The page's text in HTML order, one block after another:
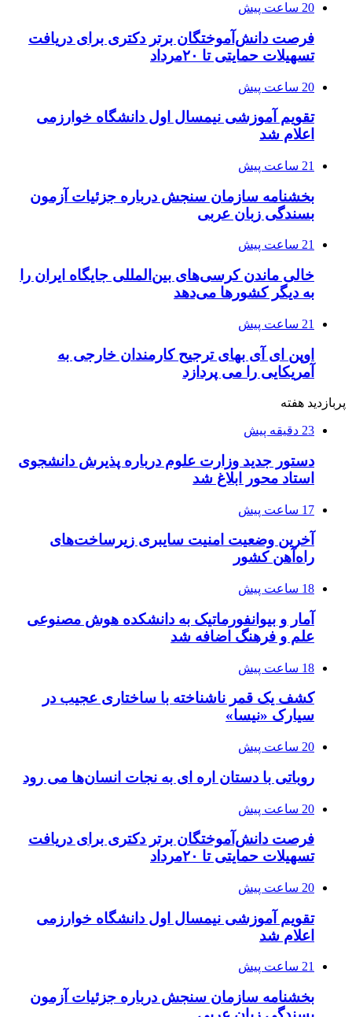
20 ساعت پیش
فرصت دانش‌آموختگان برتر دکتری‌ برای دریافت
تسهیلات حمایتی تا ۲۰مرداد
20 ساعت پیش
تقویم آموزشی نیمسال اول دانشگاه خوارزمی
اعلام شد
21 ساعت پیش
بخشنامه سازمان سنجش درباره جزئیات آزمون
بسندگی زبان عربی
21 ساعت پیش
خالی ماندن کرسی‌های بین‌المللی جایگاه ایران را
به دیگر کشورها می‌دهد
21 ساعت پیش
اوپن ای آی بهای ترجیح کارمندان خارجی به
آمریکایی را می پردازد
پربازدید هفته
23 دقیقه پیش
دستور جدید وزارت علوم درباره پذیرش دانشجوی
استاد محور ابلاغ شد
17 ساعت پیش
آخرین وضعیت امنیت سایبری زیرساخت‌های
راه‌آهن کشور
18 ساعت پیش
آمار و بیوانفورماتیک به دانشکده هوش مصنوعی
علم و فرهنگ اضافه شد
18 ساعت پیش
کشف یک قمر ناشناخته با ساختاری عجیب در
سیارک «نیسا»
20 ساعت پیش
روباتی با دستان اره ای به نجات انسان‌ها می رود
20 ساعت پیش
فرصت دانش‌آموختگان برتر دکتری‌ برای دریافت
تسهیلات حمایتی تا ۲۰مرداد
20 ساعت پیش
تقویم آموزشی نیمسال اول دانشگاه خوارزمی
اعلام شد
21 ساعت پیش
بخشنامه سازمان سنجش درباره جزئیات آزمون